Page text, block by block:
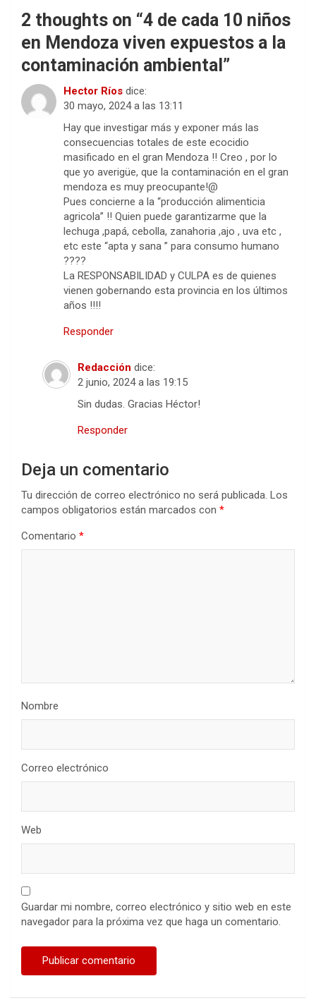
2 thoughts on “4 de cada 10 niños
en Mendoza viven expuestos a la
contaminación ambiental”
Hector Ríos dice:
30 mayo, 2024 a las 13:11
Hay que investigar más y exponer más las
consecuencias totales de este ecocidio
masificado en el gran Mendoza !! Creo , por lo
que yo averigüe, que la contaminación en el gran
mendoza es muy preocupante!@
Pues concierne a la “producción alimenticia
agricola” !! Quien puede garantizarme que la
lechuga ,papá, cebolla, zanahoria ,ajo , uva etc ,
etc este “apta y sana ” para consumo humano
????
La RESPONSABILIDAD y CULPA es de quienes
vienen gobernando esta provincia en los últimos
años !!!!
Responder
Redacción dice:
2 junio, 2024 a las 19:15
Sin dudas. Gracias Héctor!
Responder
Deja un comentario
Tu dirección de correo electrónico no será publicada. Los
campos obligatorios están marcados con *
Comentario *
Nombre
Correo electrónico
Web
Guardar mi nombre, correo electrónico y sitio web en este
navegador para la próxima vez que haga un comentario.